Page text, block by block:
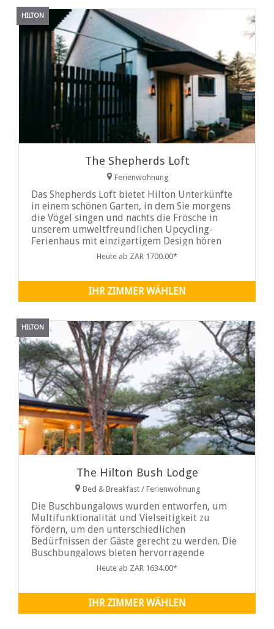
HILTON
The Shepherds Loft
Ferienwohnung
Das Shepherds Loft bietet Hilton Unterkünfte
in einem schönen Garten, in dem Sie morgens
die Vögel singen und nachts die Frösche in
unserem umweltfreundlichen Upcycling-
Ferienhaus mit einzigartigem Design hören
Heute ab ZAR 1700.00*
IHR ZIMMER WÄHLEN
HILTON
The Hilton Bush Lodge
Bed & Breakfast / Ferienwohnung
Die Buschbungalows wurden entworfen, um
Multifunktionalität und Vielseitigkeit zu
fördern, um den unterschiedlichen
Bedürfnissen der Gäste gerecht zu werden. Die
Buschbungalows bieten hervorragende
Einrichtungen, darunter eine private Boma mit
Heute ab ZAR 1634.00*
IHR ZIMMER WÄHLEN